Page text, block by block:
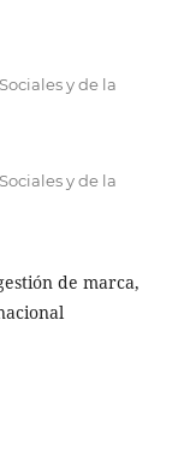
y de la
y de la
de marca,